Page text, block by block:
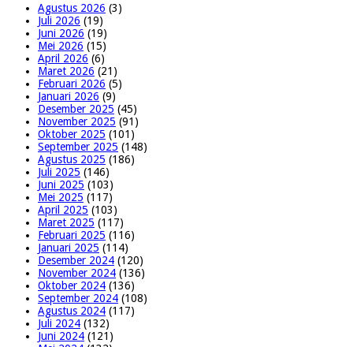
Agustus 2026 (3)
Juli 2026 (19)
Juni 2026 (19)
Mei 2026 (15)
April 2026 (6)
Maret 2026 (21)
Februari 2026 (5)
Januari 2026 (9)
Desember 2025 (45)
November 2025 (91)
Oktober 2025 (101)
September 2025 (148)
Agustus 2025 (186)
Juli 2025 (146)
Juni 2025 (103)
Mei 2025 (117)
April 2025 (103)
Maret 2025 (117)
Februari 2025 (116)
Januari 2025 (114)
Desember 2024 (120)
November 2024 (136)
Oktober 2024 (136)
September 2024 (108)
Agustus 2024 (117)
Juli 2024 (132)
Juni 2024 (121)